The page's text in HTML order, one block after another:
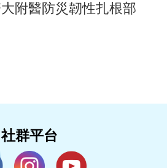
附醫防災韌性扎根部
社群平台